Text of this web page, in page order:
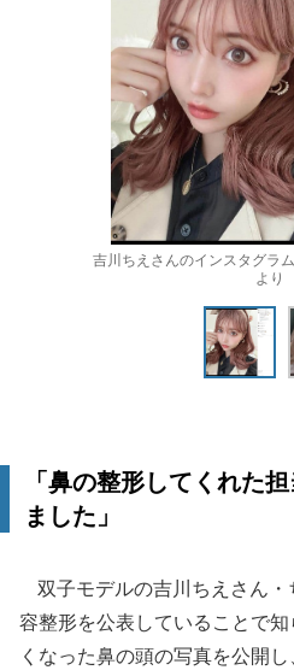
吉川ちえさんのインスタグラ
より
「鼻の整形してくれた
ました」
双子モデルの吉川ちえさん・
容整形を公表していることで
くなった鼻の頭の写真を公開